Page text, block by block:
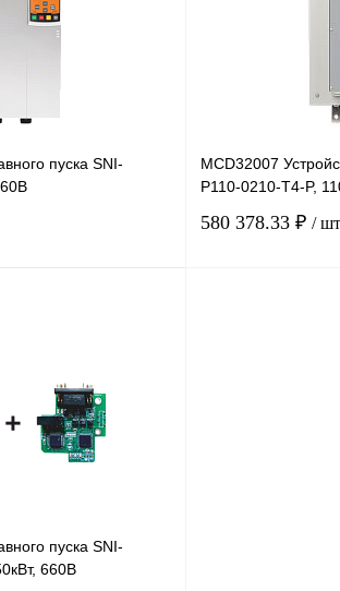
Под заказ
пуска SNI-
Под заказ
MCD32007
P110-0210-T4-P,
580 378.33 ₽ / шт
пуска SNI-
660В